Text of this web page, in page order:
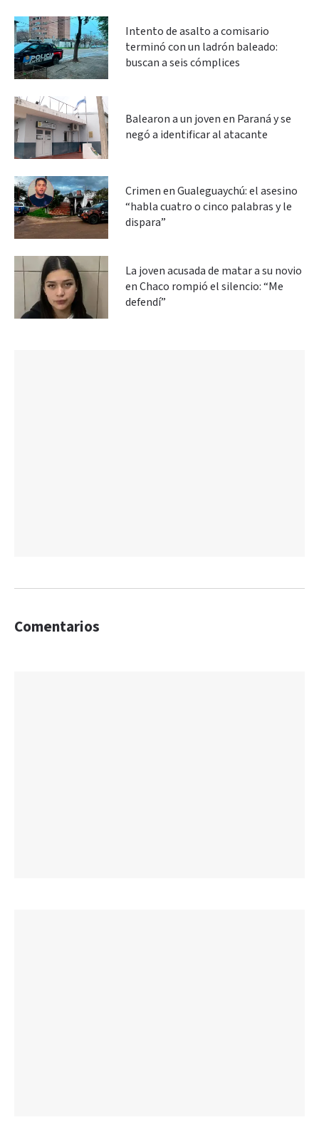
Intento de asalto a comisario
terminó con un ladrón baleado:
buscan a seis cómplices
Balearon a un joven en Paraná y se
negó a identificar al atacante
Crimen en Gualeguaychú: el asesino
“habla cuatro o cinco palabras y le
dispara”
La joven acusada de matar a su novio
en Chaco rompió el silencio: “Me
defendí”
Comentarios